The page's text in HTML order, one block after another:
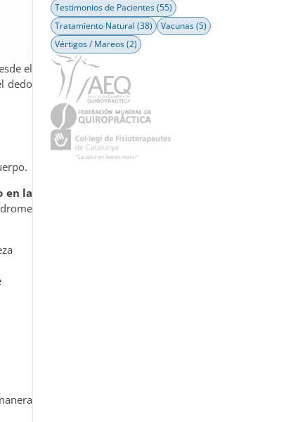
el
dedo
en la
Testimonios de Pacientes(55)
Tratamiento Natural (38) Vacunas(5)
Vértigos / Mareos(2)